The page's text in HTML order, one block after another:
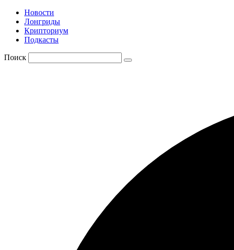
Новости
Лонгриды
Крипториум
Подкасты
Поиск